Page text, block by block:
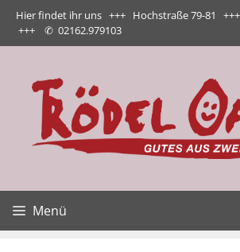
Zum
Inhalt
springen
Hier findet ihr uns +++ Hochstraße 79-81
+++ ✆ 02162.979103
Menü